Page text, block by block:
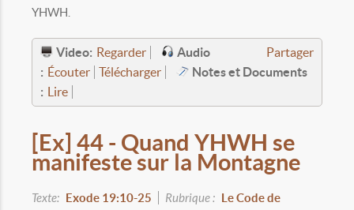
YHWH.
Partager
Video: Regarder
Audio
: Écouter Télécharger
Notes et Documents
:
Lire
[Ex] 44 - Quand YHWH se
manifeste sur la Montagne
Texte: Exode 19:10-25 Rubrique : Le Code de